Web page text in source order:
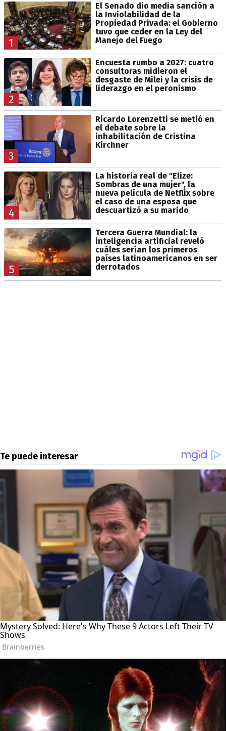
1
El Senado dio media sanción a
la Inviolabilidad de la
Propiedad Privada: el Gobierno
tuvo que ceder en la Ley del
Manejo del Fuego
2
Encuesta rumbo a 2027: cuatro
consultoras midieron el
desgaste de Milei y la crisis de
liderazgo en el peronismo
3
Ricardo Lorenzetti se metió en
el debate sobre la
inhabilitación de Cristina
Kirchner
4
La historia real de "Elize:
Sombras de una mujer", la
nueva película de Netflix sobre
el caso de una esposa que
descuartizó a su marido
5
Tercera Guerra Mundial: la
inteligencia artificial reveló
cuáles serían los primeros
países latinoamericanos en ser
derrotados